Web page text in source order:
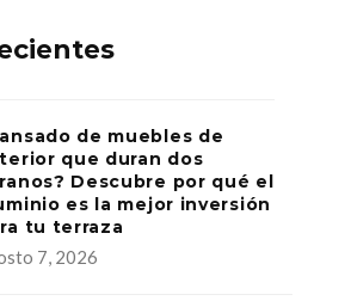
de muebles de
que duran dos
Descubre por qué el
es la mejor inversión
tu terraza
7, 2026